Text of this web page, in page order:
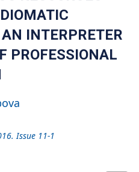
INTERPRETER
PROFESSIONAL
Issue 11-1